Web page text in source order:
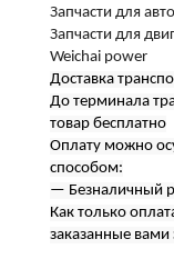
Запчасти для
Запчасти для
Weichai power
Доставка
До терминала
товар бесплатно
Оплату можно
способом:
— Безналичный
Как только
заказанные вами